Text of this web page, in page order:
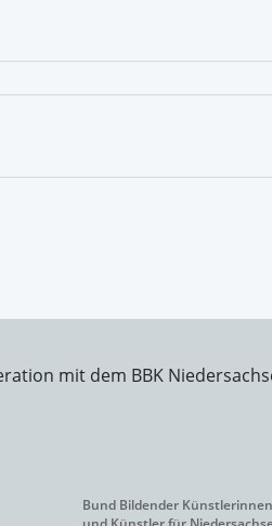
mit dem BBK
Bund Bildender Künstlerinnen